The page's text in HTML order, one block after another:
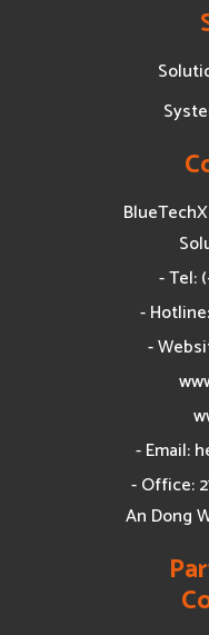
- Tel:
-
-
- Email:
- Office:
An Dong